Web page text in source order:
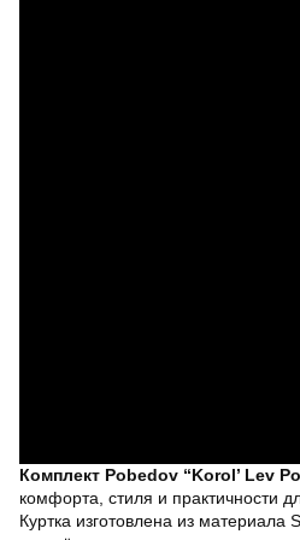
Комплект Pobedov “Korol’ Lev
комфорта, стиля и практичности
Куртка изготовлена из